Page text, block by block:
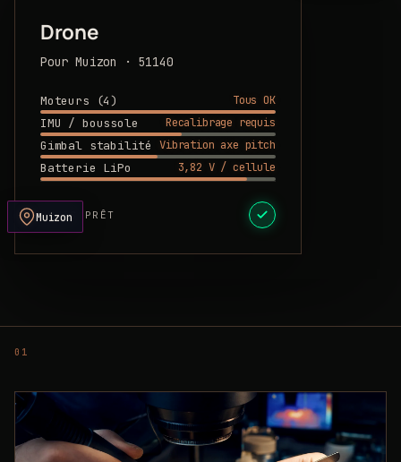
Drone
Pour Muizon · 51140
Moteurs (4)
Tous OK
IMU / boussole
Recalibrage requis
Gimbal stabilité Vibration axe pitch
Batterie LiPo
3,82 V / cellule
DEVIS PRÊT
Muizon